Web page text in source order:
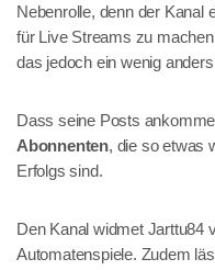
Nebenrolle, denn der Kanal
für Live Streams zu
das jedoch ein wenig
Dass seine Posts
Abonnenten, die so etwas
Erfolgs sind.
Den Kanal widmet Jarttu84
Automatenspiele. Zudem